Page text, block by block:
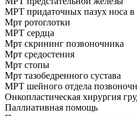
МРТ придаточных пазух носа
Мрт ротоглотки
МРТ сердца
Мрт скрининг позвоночника
Мрт средостения
Мрт стопы
Мрт тазобедренного сустава
МРТ шейного отдела
Онкопластическая хирургия
Паллиативная помощь